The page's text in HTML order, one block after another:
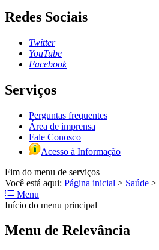
Redes Sociais
Twitter
YouTube
Facebook
Serviços
Perguntas frequentes
Área de imprensa
Fale Conosco
Acesso à Informação
Fim do menu de serviços
Você está aqui: Página inicial > Saúde >
Menu
Início do menu principal
Menu de Relevância